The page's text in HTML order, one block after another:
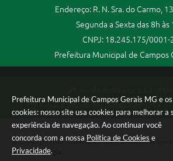
Prefeitura Municipal de Campos Gerais MG e os
cookies: nosso site usa cookies para melhorar a
experiência de navegação. Ao continuar você
concorda com a nossa Política de Cookies e
Privacidade.
Endereço: R. N. Sra. do Carmo,
Segunda a Sexta das 8h às
CNPJ: 18.245.175/0001-
Prefeitura Municipal de Campos
Portal atualizado em:
06/08/2026 12:59
Copyright Instar - 2006-2026. Todos os direitos
Instar Tecnologia